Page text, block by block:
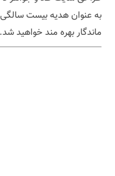
به عنوان هدیه بیست
ماندگار بهره مند خواهید شد.